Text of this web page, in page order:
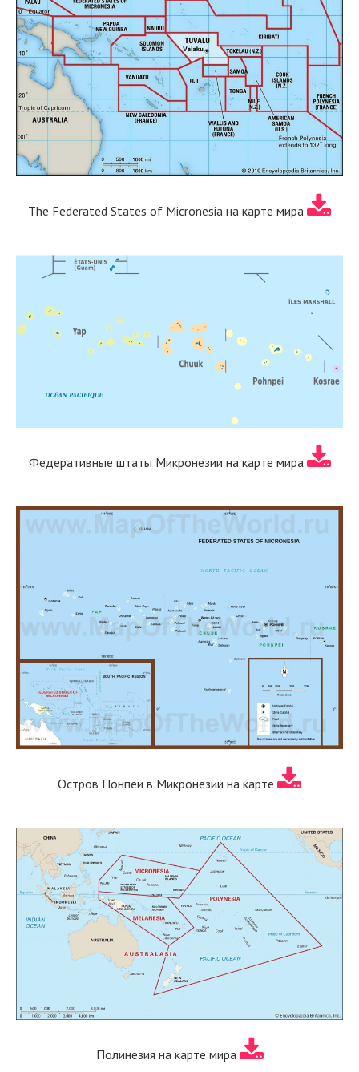
The Federated States of Micronesia на карте мира
Федеративные штаты Микронезии на карте мира
Остров Понпеи в Микронезии на карте
Полинезия на карте мира